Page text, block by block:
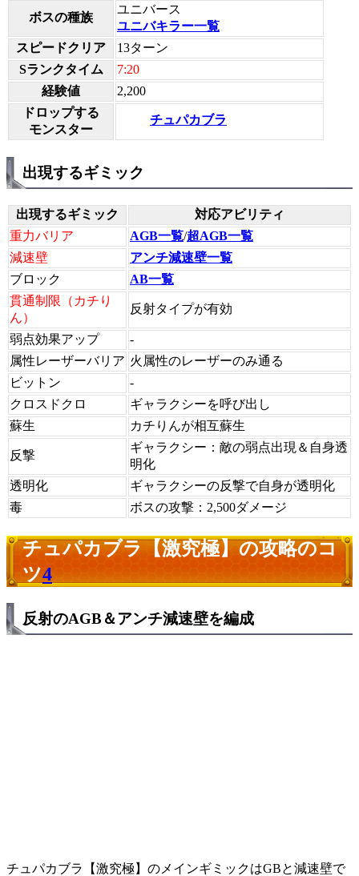
ボスの種族
ユニバース
ユニバキラー一覧
スピードクリア
13ターン
Sランクタイム
7:20
経験値
2,200
ドロップする
モンスター
チュパカブラ
出現するギミック
出現するギミック
対応アビリティ
重力バリア
AGB一覧/超AGB一覧
減速壁
アンチ減速壁一覧
ブロック
AB一覧
貫通制限（カチり
ん）
反射タイプが有効
弱点効果アップ
-
属性レーザーバリア 火属性のレーザーのみ通る
ビットン
-
クロスドクロ
ギャラクシーを呼び出し
蘇生
カチりんが相互蘇生
反撃
ギャラクシー：敵の弱点出現＆自身透
明化
透明化
ギャラクシーの反撃で自身が透明化
毒
ボスの攻撃：2,500ダメージ
チュパカブラ【激究極】の攻略のコ
ツ4
反射のAGB＆アンチ減速壁を編成
チュパカブラ【激究極】のメインギミックはGBと減速壁で